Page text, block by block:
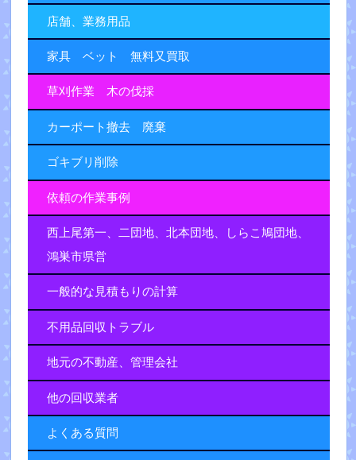
店舗、業務用品
家具 ベット 無料又買取
草刈作業 木の伐採
カーポート撤去 廃棄
ゴキブリ削除
依頼の作業事例
西上尾第一、二団地、北本団地、しらこ鳩団地、
鴻巣市県営
一般的な見積もりの計算
不用品回収トラブル
地元の不動産、管理会社
他の回収業者
よくある質問